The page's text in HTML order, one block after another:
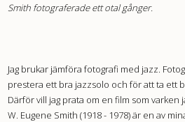
Smith fotograferade ett otal gånger.
Jag brukar jämföra fotografi med jazz.
prestera ett bra jazzsolo och för att ta ett
Därför vill jag prata om en film som
W. Eugene Smith (1918 - 1978) är en av